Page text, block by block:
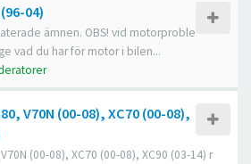
04)
ämnen. OBS! vid motorproble
vad du har för motor i bilen...
V70N (00-08), XC70 (00-08),
(00-08), XC70 (00-08), XC90 (03-14) r